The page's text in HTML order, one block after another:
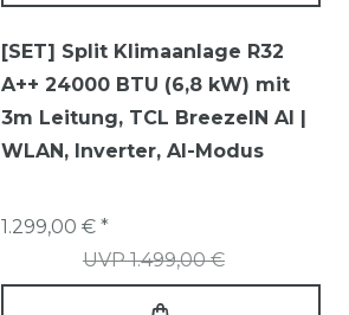
[SET] Split Klimaanlage R32
A++ 24000 BTU (6,8 kW) mit
3m Leitung, TCL BreezeIN AI |
WLAN, Inverter, AI-Modus
UVP 1.499,00 €
1.299,00 € *